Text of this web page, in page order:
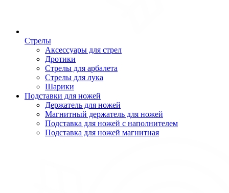
Стрелы
Аксессуары для стрел
Дротики
Стрелы для арбалета
Стрелы для лука
Шарики
Подставки для ножей
Держатель для ножей
Магнитный держатель для ножей
Подставка для ножей с наполнителем
Подставка для ножей магнитная